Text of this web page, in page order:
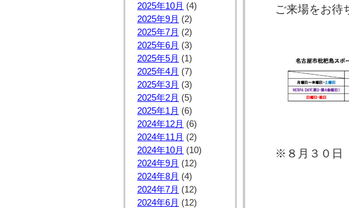
2025年10月 (4)
2025年9月 (2)
2025年7月 (2)
2025年6月 (3)
2025年5月 (1)
2025年4月 (7)
2025年3月 (3)
2025年2月 (5)
2025年1月 (6)
2024年12月 (6)
2024年11月 (2)
2024年10月 (10)
2024年9月 (12)
2024年8月 (4)
2024年7月 (12)
2024年6月 (12)
ご来場をお待
※８月３０日